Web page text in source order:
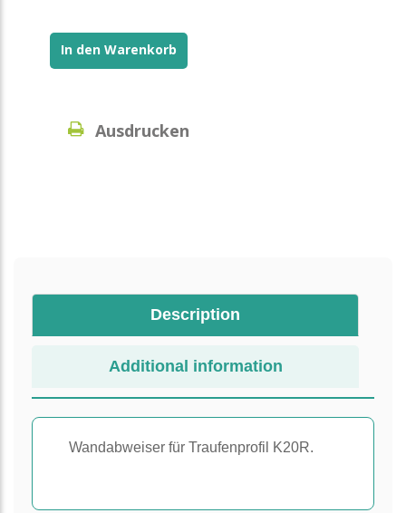
In den Warenkorb
Ausdrucken
Description
Additional information
Wandabweiser für Traufenprofil K20R.